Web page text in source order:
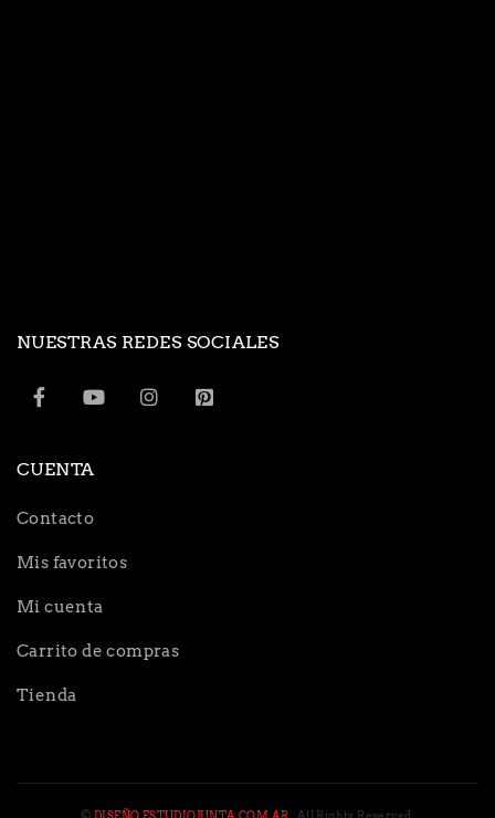
NUESTRAS REDES SOCIALES
CUENTA
Contacto
Mis favoritos
Mi cuenta
Carrito de compras
Tienda
©DISEÑO ESTUDIOJUNTA.COM.AR . All Rights Reserved.